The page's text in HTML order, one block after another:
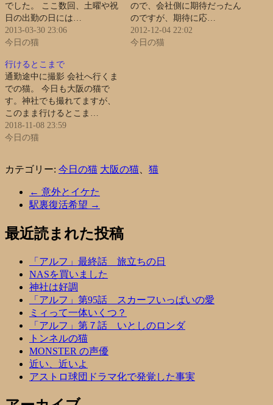
でした。 ここ数回、土曜や祝
日の出勤の日には…
2013-03-30 23:06
今日の猫
ので、会社側に期待だったん
のですが、期待に応…
2012-12-04 22:02
今日の猫
行けるとこまで
通勤途中に撮影 会社へ行くま
での猫。 今日も大阪の猫で
す。神社でも撮れてますが、
このまま行けるとこま…
2018-11-08 23:59
今日の猫
カテゴリー: 今日の猫 大阪の猫 猫
← 意外とイケた
駅裏復活希望 →
最近読まれた投稿
「アルフ」最終話 旅立ちの日
NASを買いました
神社は好調
「アルフ」第95話 スカーフいっぱいの愛
ミィって一体いくつ？
「アルフ」第７話 いとしのロンダ
トンネルの猫
MONSTER の声優
近い、近いよ
アストロ球団ドラマ化で発覚した事実